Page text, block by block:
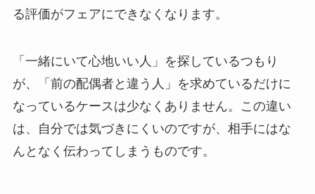
る評価がフェアにできなくなります。
「一緒にいて心地いい人」を探しているつもり
が、「前の配偶者と違う人」を求めているだけに
なっているケースは少なくありません。この違い
は、自分では気づきにくいのですが、相手にはな
んとなく伝わってしまうものです。